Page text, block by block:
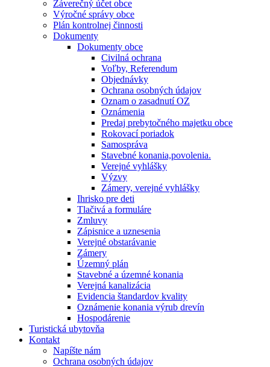
Záverečný účet obce
Výročné správy obce
Plán kontrolnej činnosti
Dokumenty
Dokumenty obce
Civilná ochrana
Voľby, Referendum
Objednávky
Ochrana osobných údajov
Oznam o zasadnutí OZ
Oznámenia
Predaj prebytočného majetku obce
Rokovací poriadok
Samospráva
Stavebné konania,povolenia.
Verejné vyhlášky
Výzvy
Zámery, verejné vyhlášky
Ihrisko pre deti
Tlačivá a formuláre
Zmluvy
Zápisnice a uznesenia
Verejné obstarávanie
Zámery
Územný plán
Stavebné a územné konania
Verejná kanalizácia
Evidencia štandardov kvality
Oznámenie konania výrub drevín
Hospodárenie
Turistická ubytovňa
Kontakt
Napíšte nám
Ochrana osobných údajov